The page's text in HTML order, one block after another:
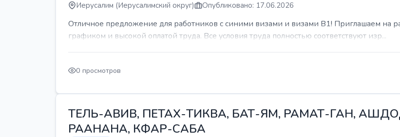
Иерусалим (Иерусалимский округ) Опубликовано: 17.06.2026
Отличное предложение для работников с синими визами и визами B1! Приглашаем на
графиком и высокой оплатой труда. Все условия труда полностью соответствуют изр...
0 просмотров
ТЕЛЬ-АВИВ, ПЕТАХ-ТИКВА, БАТ-ЯМ, РАМАТ-ГАН,
РААНАНА, КФАР-САБА